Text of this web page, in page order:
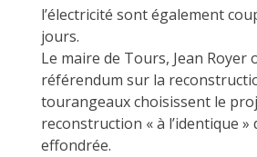
l’électricité sont également
jours.
Le maire de Tours, Jean Royer
référendum sur la
tourangeaux choisissent le
reconstruction « à l’identique »
effondrée.